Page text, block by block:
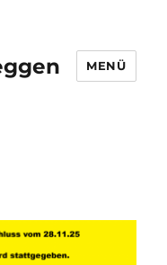
MENÜ